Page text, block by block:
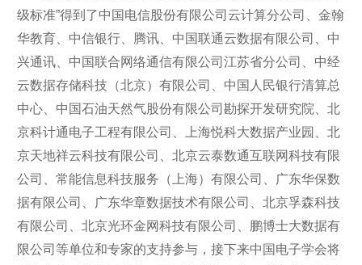
级标准”得到了中国电信股份有限公司云计算分公司、金翰
华教育、中信银行、腾讯、中国联通云数据有限公司、中
兴通讯、中国联合网络通信有限公司江苏省分公司、中经
云数据存储科技（北京）有限公司、中国人民银行清算总
中心、中国石油天然气股份有限公司勘探开发研究院、北
京科计通电子工程有限公司、上海悦科大数据产业园、北
京天地祥云科技有限公司、北京云泰数通互联网科技有限
公司、常能信息科技服务（上海）有限公司、广东华保数
据有限公司、广东华章数据技术有限公司、北京孚森科技
有限公司、北京光环金网科技有限公司、鹏博士大数据有
限公司等单位和专家的支持参与，接下来中国电子学会将